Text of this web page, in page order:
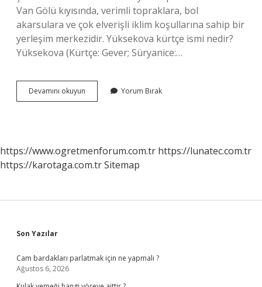
Van Gölü kıyısında, verimli topraklara, bol
akarsulara ve çok elverişli iklim koşullarına sahip bir
yerleşim merkezidir. Yüksekova kürtçe ismi nedir?
Yüksekova (Kürtçe: Gever; Süryanice:…
Devamını okuyun Çaldıranın
Kürtçe
Yorum Bırak
https://www.ogretmenforum.com.tr https://lunatec.com.tr
https://karotaga.com.trSitemap
Sidebar
Son Yazılar
Cam bardakları parlatmak için ne yapmalı ?
Ağustos 6, 2026